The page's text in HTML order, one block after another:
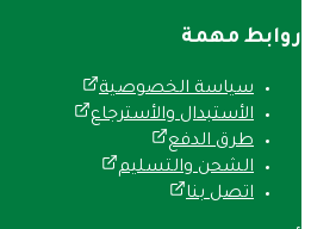
روابط مهمة
سياسة الخصوصية
الأستبدال والأسترجاع
طرق الدفع
الشحن والتسليم
اتصل بنا